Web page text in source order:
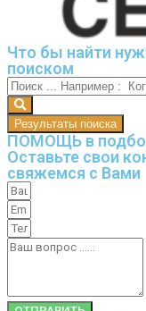
Что бы найти
поиском
Результаты поиска
ПОМОЩЬ в
Оставьте свои
свяжемся с Вами